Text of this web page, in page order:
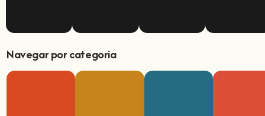
Navegar por categoria